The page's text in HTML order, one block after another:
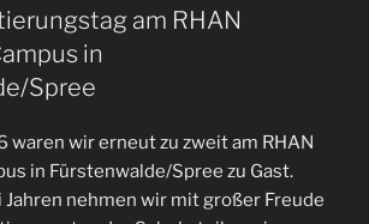
am RHAN
in
Spree
waren wir erneut zu zweit am RHAN
in Fürstenwalde/Spree zu Gast.
nehmen wir mit großer Freude